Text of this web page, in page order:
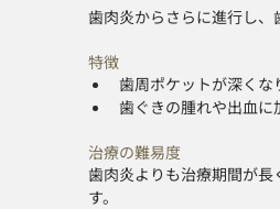
歯肉炎からさらに進行し、
特徴
歯周ポケットが深くな
歯ぐきの腫れや出血に
治療の難易度
歯肉炎よりも治療期間が
す。